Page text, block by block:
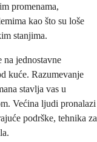
promenama,
kao što su loše
stanjima.
jednostavne
kuće. Razumevanje
stavlja vas u
Većina ljudi pronalazi
podrške, tehnika za